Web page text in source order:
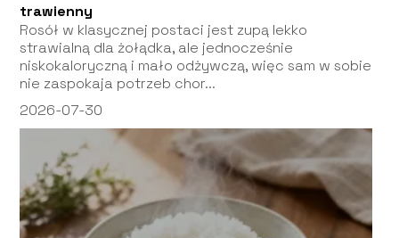
trawienny
Rosół w klasycznej postaci jest zupą lekko
strawialną dla żołądka, ale jednocześnie
niskokaloryczną i mało odżywczą, więc sam w sobie
nie zaspokaja potrzeb chor...
2026-07-30